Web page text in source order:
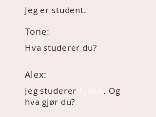
Jeg er student.
Tone:
Hva studerer du?
Alex:
Jeg studerer . Og
hva gjør du?